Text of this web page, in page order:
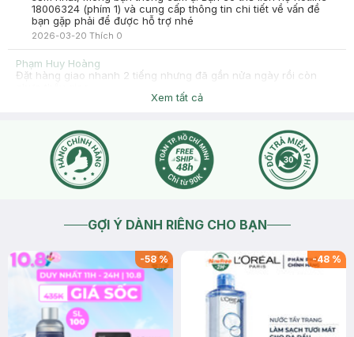
18006324 (phím 1) và cung cấp thông tin chi tiết về vấn đề
bạn gặp phải để được hỗ trợ nhé
2026-03-20 Thích 0
Phạm Huy Hoàng
Đặt hàng giao nhanh 2 tiếng nhưng đã gần nửa ngày rồi còn
Dạ chào bạn, Hasaki rất xin lỗi về trải nghiệm mua sắm chưa
tốt khiến bạn phiền lòng. Hasaki hiện đang bị quá tải đơn
hàng và Hasaki sẽ cố gắng giao đơn một cách sớm nhất.
Mong bạn thông cảm giúp Hasaki, bạn có thể chat với Hasaki
để được hỗ trợ thêm ạ.
Xem tất cả
GỢI Ý DÀNH RIÊNG CHO BẠN
-58% -48 %